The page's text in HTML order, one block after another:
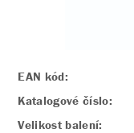
EAN kód:
Katalogové číslo:
Velikost balení: